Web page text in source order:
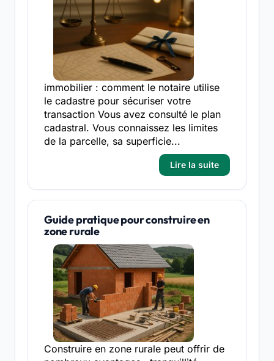
immobilier : comment le notaire utilise
le cadastre pour sécuriser votre
transaction Vous avez consulté le plan
cadastral. Vous connaissez les limites
de la parcelle, sa superficie...
Lire la suite
Guide pratique pour construire en
zone rurale
Construire en zone rurale peut offrir de